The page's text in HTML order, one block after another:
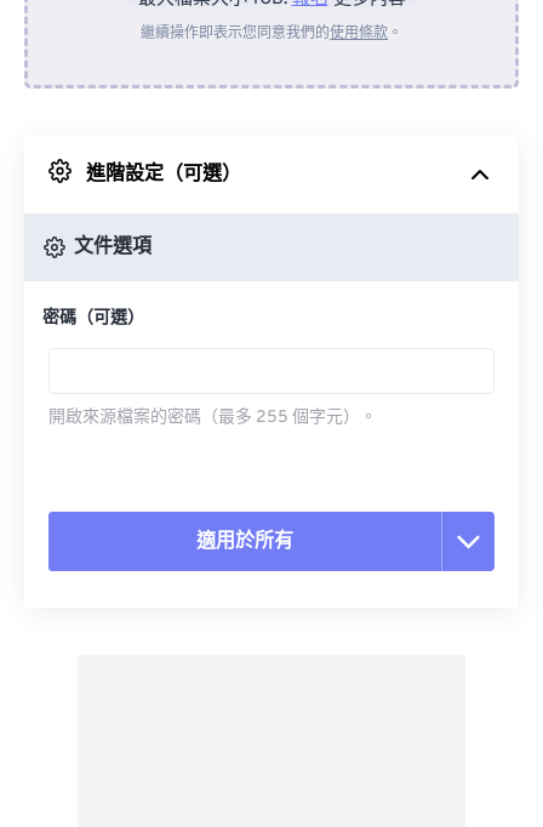
來自裝置
來自 Google 雲端硬碟
繼續操作即表示您同意我們的使用條款 。
進階設定（可選）
文件選項
密碼（可選）
開啟來源檔案的密碼（最多 255 個字元）。
適用於所有